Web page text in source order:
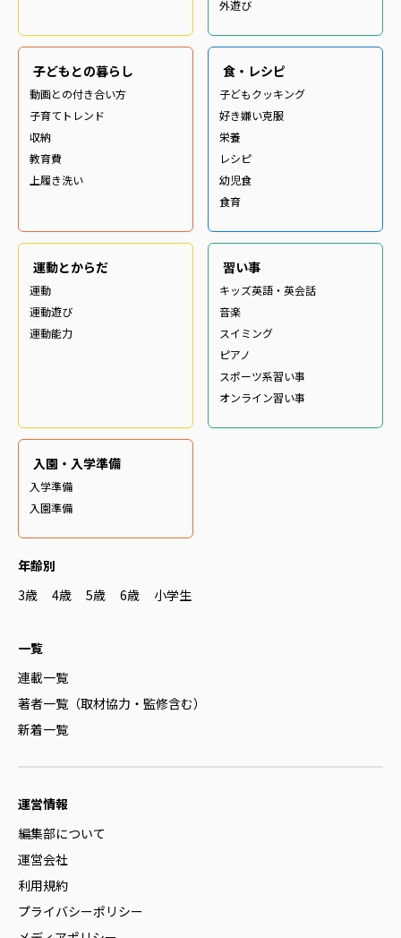
外遊び
子どもとの暮らし
動画との付き合い方
子育てトレンド
収納
教育費
上履き洗い
食・レシピ
子どもクッキング
好き嫌い克服
栄養
レシピ
幼児食
食育
運動とからだ
運動
運動遊び
運動能力
習い事
キッズ英語・英会話
音楽
スイミング
ピアノ
スポーツ系習い事
オンライン習い事
入園・入学準備
入学準備
入園準備
年齢別
3歳
4歳 5歳 6歳 小学生
一覧
連載一覧
著者一覧（取材協力・監修含む）
新着一覧
運営情報
編集部について
運営会社
利用規約
プライバシーポリシー